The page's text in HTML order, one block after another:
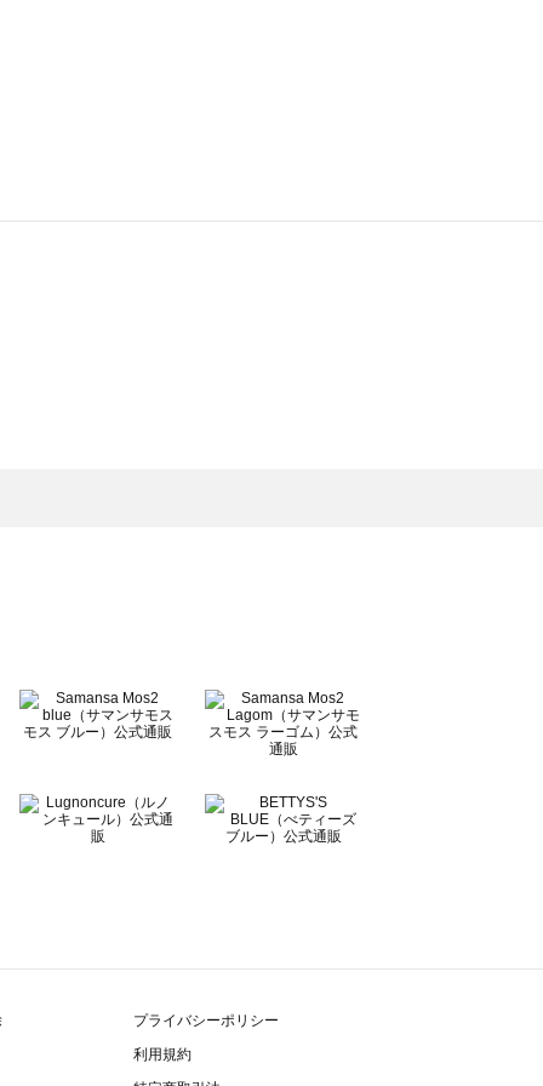
プライバシーポリシー
利用規約